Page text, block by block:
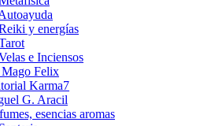
y energías
e Inciensos
Felix
Karma7
G. Aracil
esencias aromas